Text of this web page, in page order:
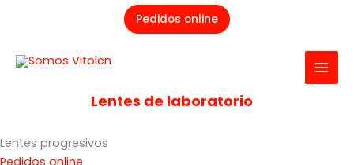
Pedidos online
Lentes de laboratorio
Lentes progresivos
Pedidos online